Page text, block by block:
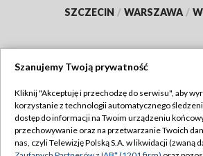
SZCZECIN / WARSZAWA /
TVP
Abonament TVP
Emisja w TVP
Regulamin TVP
Szanujemy Twoją prywatność
Kliknij "Akceptuję i przechodzę do serwisu", aby
korzystanie z technologii automatycznego
dostęp do informacji na Twoim urządzeniu
przechowywanie oraz na przetwarzanie Twoich
nas, czyli Telewizję Polską S.A. w likwidacji (zwaną